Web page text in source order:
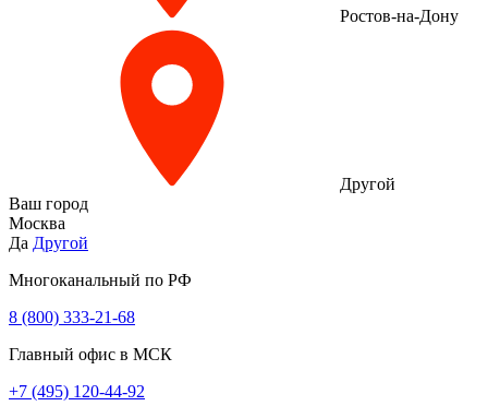
Ростов-на-Дону
Другой
Ваш город
Москва
Да Другой
Многоканальный по РФ
8 (800) 333‑21-68
Главный офис в МСК
+7 (495) 120-44-92